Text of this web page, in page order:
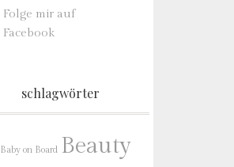
Folge mir auf
Facebook
schlagwörter
Baby on Board Beauty